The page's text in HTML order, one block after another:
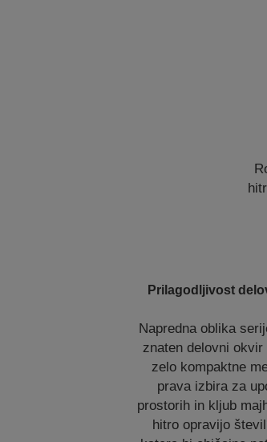
Prilagodljivost
Napredna oblika
znaten delovni
zelo kompaktne
prava izbira za
prostorih in kljub
hitro opravijo